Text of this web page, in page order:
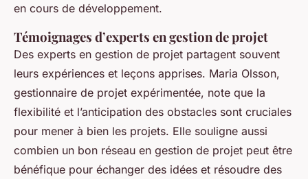
en cours de développement.
Témoignages d’experts en gestion de projet
Des experts en gestion de projet partagent souvent
leurs expériences et leçons apprises. Maria Olsson,
gestionnaire de projet expérimentée, note que la
flexibilité et l’anticipation des obstacles sont cruciales
pour mener à bien les projets. Elle souligne aussi
combien un bon réseau en gestion de projet peut être
bénéfique pour échanger des idées et résoudre des